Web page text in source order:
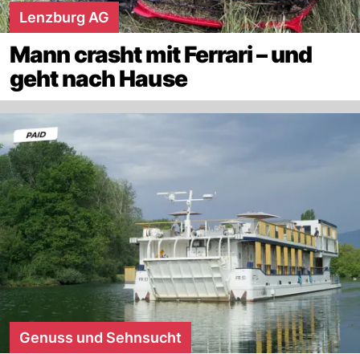
Lenzburg AG
Mann crasht mit Ferrari – und
geht nach Hause
Genuss und Sehnsucht